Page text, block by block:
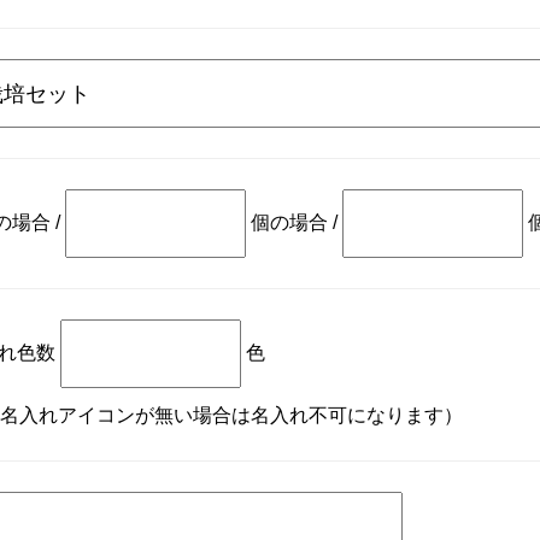
場合 / 個の場合 /
色数 色
入れアイコンが無い場合は名入れ不可になります）